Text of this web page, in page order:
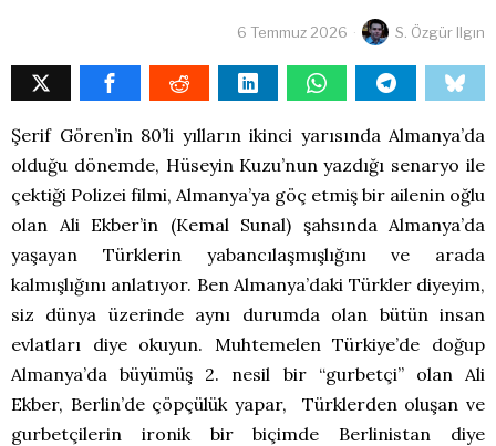
6 Temmuz 2026 S. Özgür Ilgın
Şerif Gören’in 80’li yılların ikinci yarısında Almanya’da
olduğu dönemde, Hüseyin Kuzu’nun yazdığı senaryo ile
çektiği Polizei filmi, Almanya’ya göç etmiş bir ailenin oğlu
olan Ali Ekber’in (Kemal Sunal) şahsında Almanya’da
yaşayan Türklerin yabancılaşmışlığını ve arada
kalmışlığını anlatıyor. Ben Almanya’daki Türkler diyeyim,
siz dünya üzerinde aynı durumda olan bütün insan
evlatları diye okuyun. Muhtemelen Türkiye’de doğup
Almanya’da büyümüş 2. nesil bir “gurbetçi” olan Ali
Ekber, Berlin’de çöpçülük yapar, Türklerden oluşan ve
gurbetçilerin ironik bir biçimde Berlinistan diye